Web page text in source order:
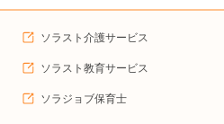
ソラスト介護サービス
ソラスト教育サービス
ソラジョブ保育士